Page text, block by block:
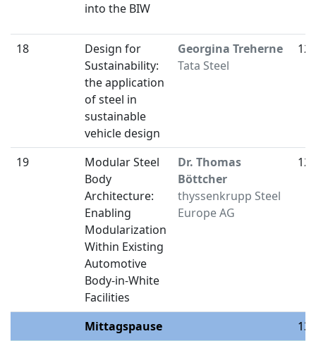
into the BIW
18
Design for
Sustainability:
the application
of steel in
sustainable
vehicle design
Georgina Treherne
Tata Steel
19
Modular Steel
Body
Architecture:
Enabling
Modularization
Within Existing
Automotive
Body-in-White
Facilities
Dr. Thomas
Böttcher
thyssenkrupp Steel
Europe AG
Mittagspause